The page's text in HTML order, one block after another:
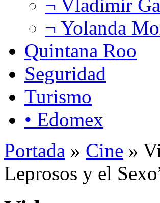
¬ Vladimir
¬ Yolanda
Quintana Roo
Seguridad
Turismo
• Edomex
Portada » Cine »
Leprosos y el